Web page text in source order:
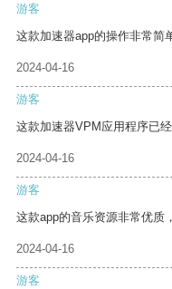
游客
这款加速器app的操作非常简
2024-04-16
游客
这款加速器VPM应用程序已
2024-04-16
游客
这款app的音乐资源非常优质
2024-04-16
游客